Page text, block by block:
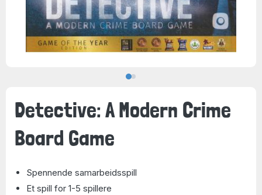
Detective: A Modern Crime
Board Game
Spennende samarbeidsspill
Et spill for 1-5 spillere